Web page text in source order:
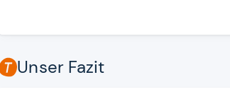
Unser Fazit